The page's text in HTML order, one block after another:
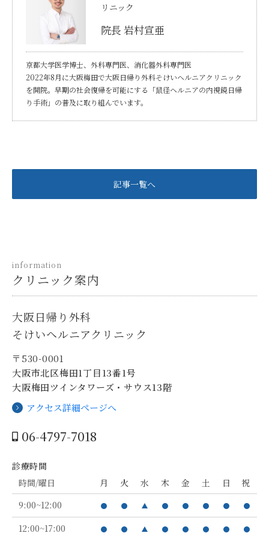
リニック
院長 岩村宣亜
京都大学医学博士、外科専門医、消化器外科専門医
2022年8月に大阪梅田で大阪日帰り外科そけいヘルニアクリニック
を開院。早期の社会復帰を可能にする「鼠径ヘルニアの内視鏡日帰
り手術」の普及に取り組んでいます。
記事一覧へ
information
クリニック案内
大阪日帰り外科
そけいヘルニアクリニック
〒530-0001
大阪市北区梅田1丁目13番1号
大阪梅田ツインタワーズ・サウス13階
アクセス詳細ページへ
06-4797-7018
診療時間
時間/曜日
月 火 水 木 金 土 日
祝
9:00~12:00
12:00~17:00